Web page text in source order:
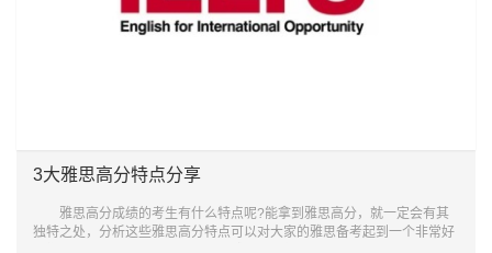
3大雅思高分特点分享
雅思高分成绩的考生有什么特点呢?能拿到雅思高分，就一定会有其
独特之处，分析这些雅思高分特点可以对大家的雅思备考起到一个非常好